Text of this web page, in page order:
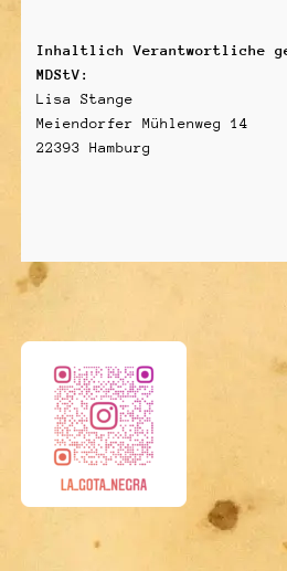
Inhaltlich Verantwortliche
MDStV:
Lisa Stange
Meiendorfer Mühlenweg 14
22393 Hamburg